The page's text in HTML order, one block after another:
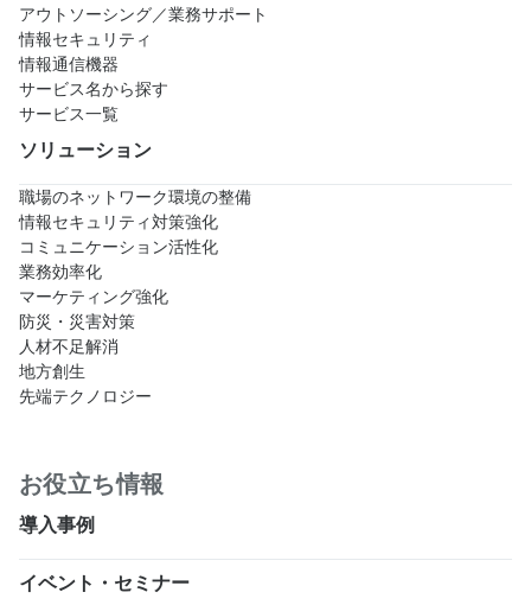
アウトソーシング／業務サポート
情報セキュリティ
情報通信機器
サービス名から探す
サービス一覧
ソリューション
職場のネットワーク環境の整備
情報セキュリティ対策強化
コミュニケーション活性化
業務効率化
マーケティング強化
防災・災害対策
人材不足解消
地方創生
先端テクノロジー
お役立ち情報
導入事例
イベント・セミナー